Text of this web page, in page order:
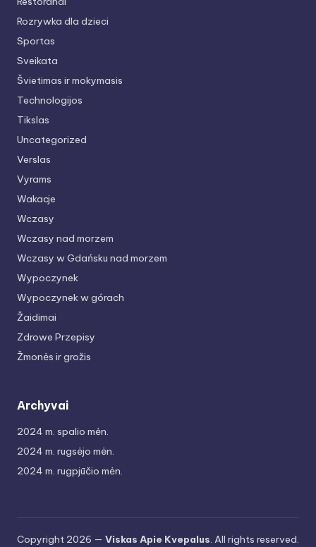
Rozrywka dla dzieci
Sportas
Sveikata
Švietimas ir mokymasis
Technologijos
Tikslas
Uncategorized
Verslas
Vyrams
Wakacje
Wczasy
Wczasy nad morzem
Wczasy w Gdańsku nad morzem
Wypoczynek
Wypoczynek w górach
Žaidimai
Zdrowe Przepisy
Žmonės ir grožis
Archyvai
2024 m. spalio mėn.
2024 m. rugsėjo mėn.
2024 m. rugpjūčio mėn.
Copyright 2026 — Viskas Apie Kvepalus. All rights reserved.